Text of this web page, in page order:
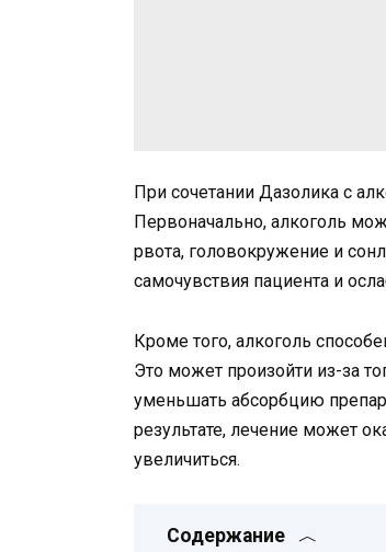
При сочетании Дазолика с
Первоначально, алкоголь
рвота, головокружение и
самочувствия пациента и
Кроме того, алкоголь
Это может произойти из-за
уменьшать абсорбцию
результате, лечение может
увеличиться.
Содержание